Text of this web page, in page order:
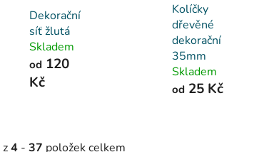
Dekorační
síť žlutá
Skladem
od 120
Kč
Kolíčky
dřevěné
dekorační
35mm
Skladem
od25 Kč
z4 - 37 položek celkem